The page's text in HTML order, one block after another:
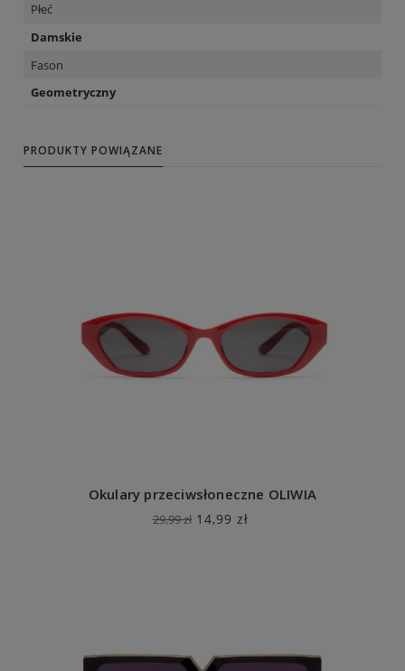
Płeć
Damskie
Fason
Geometryczny
PRODUKTY POWIĄZANE
Okulary przeciwsłoneczne OLIWIA
14,99 zł
29,99 zł